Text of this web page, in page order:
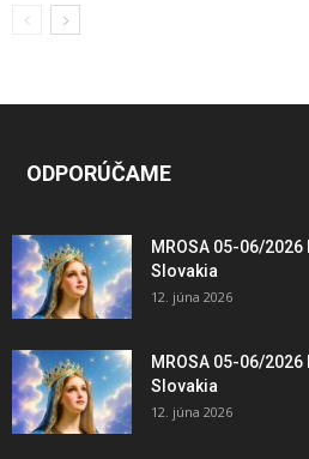
ODPORÚČAME
MROSA 05-06/
Slovakia
12. júna 2026
MROSA 05-06/
Slovakia
12. júna 2026